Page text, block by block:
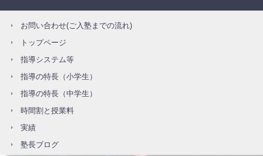
お問い合わせ(ご入塾までの流れ)
トップページ
指導システム等
指導の特長（小学生）
指導の特長（中学生）
時間割と授業料
実績
塾長ブログ